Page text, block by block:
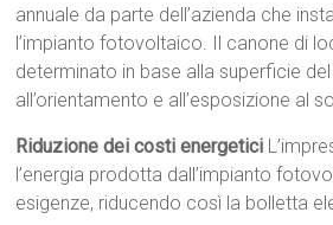
annuale da parte dell’azienda che
l’impianto fotovoltaico. Il canone di
determinato in base alla superficie
all’orientamento e all’esposizione al
Riduzione dei costi energetici
l’energia prodotta dall’impianto
esigenze, riducendo così la bolletta